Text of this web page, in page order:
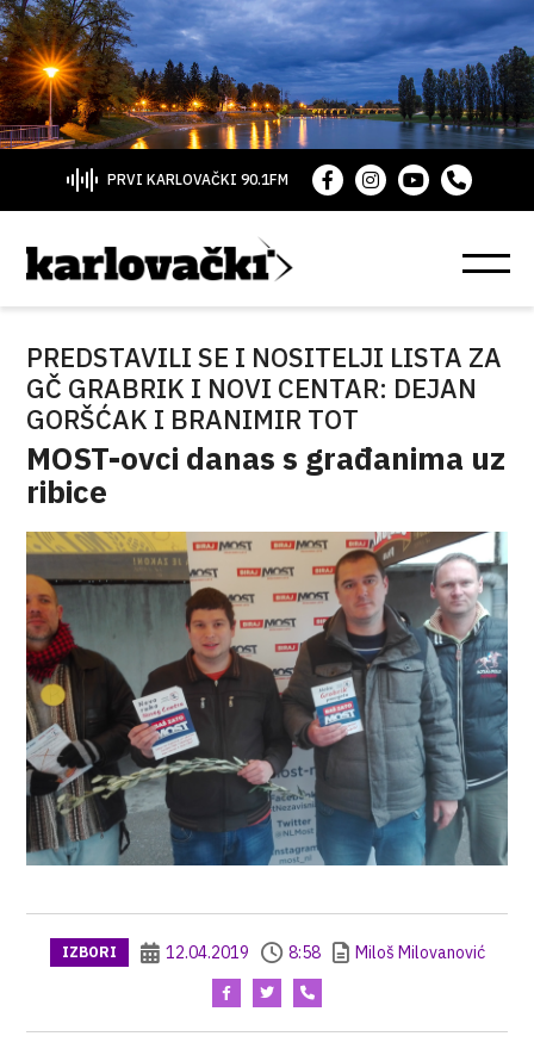
PRVI KARLOVAČKI 90.1FM
PREDSTAVILI SE I NOSITELJI LISTA ZA
GČ GRABRIK I NOVI CENTAR: DEJAN
GORŠĆAK I BRANIMIR TOT
MOST-ovci danas s građanima uz
ribice
IZBORI 12.04.2019 8:58 Miloš Milovanović